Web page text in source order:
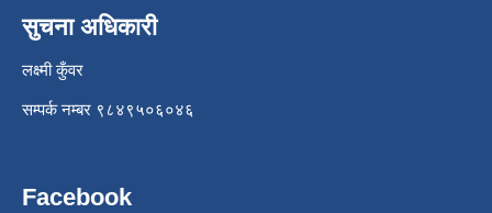
सुचना अधिकारी
लक्ष्मी कुँवर
सम्पर्क नम्बर ९८४९५०६०४६
Facebook